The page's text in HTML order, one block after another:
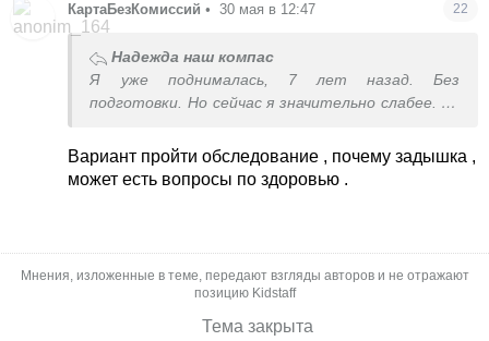
КартаБезКомиссий • 30 мая в 12:47 22
Надежда наш компас
Я уже поднималась, 7 лет назад. Без
подготовки. Но сейчас я значительно слабее. Ну
Вариант пройти обследование , почему задышка ,
может есть вопросы по здоровью .
Мнения, изложенные в теме, передают взгляды авторов и не отражают
позицию Kidstaff
Тема закрыта